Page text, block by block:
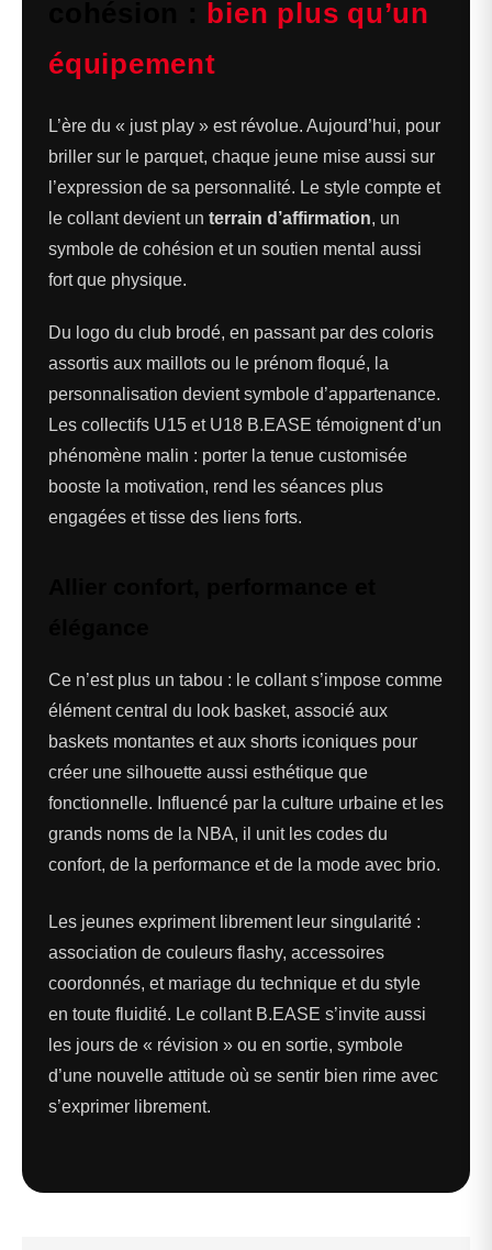
bien plus qu’un
équipement
L’ère du « just play » est révolue. Aujourd’hui, pour
briller sur le parquet, chaque jeune mise aussi sur
l’expression de sa personnalité. Le style compte et
le collant devient un terrain d’affirmation, un
symbole de cohésion et un soutien mental aussi
fort que physique.
Du logo du club brodé, en passant par des coloris
assortis aux maillots ou le prénom floqué, la
personnalisation devient symbole d’appartenance.
Les collectifs U15 et U18 B.EASE témoignent d’un
phénomène malin : porter la tenue customisée
booste la motivation, rend les séances plus
engagées et tisse des liens forts.
Ce n’est plus un tabou : le collant s’impose comme
élément central du look basket, associé aux
baskets montantes et aux shorts iconiques pour
créer une silhouette aussi esthétique que
fonctionnelle. Influencé par la culture urbaine et les
grands noms de la NBA, il unit les codes du
confort, de la performance et de la mode avec brio.
Les jeunes expriment librement leur singularité :
association de couleurs flashy, accessoires
coordonnés, et mariage du technique et du style
en toute fluidité. Le collant B.EASE s’invite aussi
les jours de « révision » ou en sortie, symbole
d’une nouvelle attitude où se sentir bien rime avec
s’exprimer librement.